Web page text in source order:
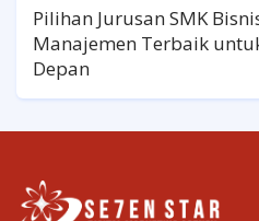
Pilihan Jurusan SMK
Manajemen Terbaik
Depan